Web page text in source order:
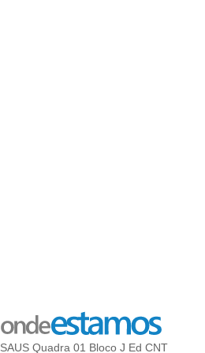
SAUS Quadra 01 Bloco J Ed CNT